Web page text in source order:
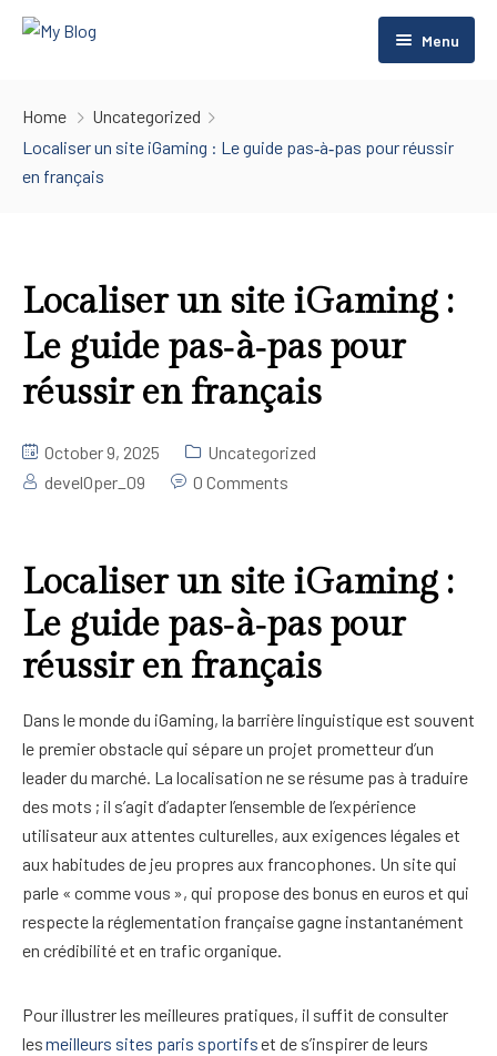
Menu
Home
Home 2
Rooms
Rentals
Room Listing 3
About Us
Pages
FAQs
Gallery
Restaurant
Spa Center
Swimming
Blog
Blog Default
Default No Sidebar
Blog Grid
Blog Masonry
Masonry No Sidebar
Home
Uncategorized
Localiser un site iGaming : Le guide pas‑à‑pas pour réussir
en français
Localiser un site iGaming :
Le guide pas‑à‑pas pour
réussir en français
October 9, 2025
Uncategorized
develOper_09
0 Comments
Localiser un site iGaming :
Le guide pas‑à‑pas pour
réussir en français
Dans le monde du iGaming, la barrière linguistique est souvent
le premier obstacle qui sépare un projet prometteur d’un
leader du marché. La localisation ne se résume pas à traduire
des mots ; il s’agit d’adapter l’ensemble de l’expérience
utilisateur aux attentes culturelles, aux exigences légales et
aux habitudes de jeu propres aux francophones. Un site qui
parle « comme vous », qui propose des bonus en euros et qui
respecte la réglementation française gagne instantanément
en crédibilité et en trafic organique.
Pour illustrer les meilleures pratiques, il suffit de consulter
lesmeilleurs sites paris sportifset de s’inspirer de leurs